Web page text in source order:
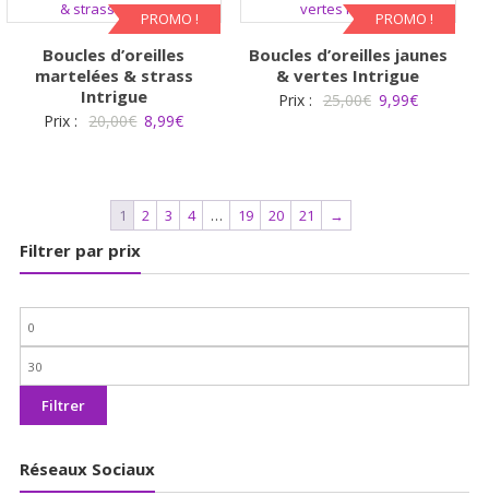
30,00€.9,99€.
20,00€.8,99€.
PROMO !
Boucles d’oreilles
martelées & strass
Intrigue
Prix : 20,00€ Le
était :
20,00€.
8,99€Le
est :
8,99€.
PROMO !
Boucles d’oreilles jaunes
& vertes Intrigue
Prix : 25,00€ Le
9,99€Le
1 2 3 4 … 19 20 21 →
Filtrer par prix
Prix
min
Prix
max
Filtrer
Réseaux Sociaux